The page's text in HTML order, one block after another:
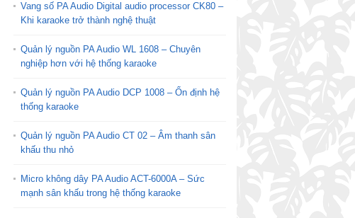
Vang số PA Audio Digital audio processor CK80 –
Khi karaoke trở thành nghệ thuật
Quản lý nguồn PA Audio WL 1608 – Chuyên
nghiệp hơn với hệ thống karaoke
Quản lý nguồn PA Audio DCP 1008 – Ổn định hệ
thống karaoke
Quản lý nguồn PA Audio CT 02 – Âm thanh sân
khấu thu nhỏ
Micro không dây PA Audio ACT-6000A – Sức
mạnh sân khấu trong hệ thống karaoke